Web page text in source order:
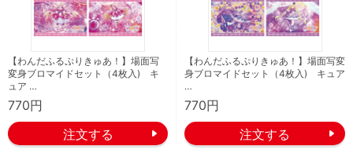
【わんだふるぷりきゅあ！】場面写
変身ブロマイドセット（4枚入) キ
ュア …
770円
【わんだふるぷりきゅあ！】場面写変
身ブロマイドセット（4枚入) キュア
…
770円